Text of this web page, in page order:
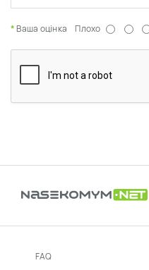
Ваша оцінка Плохо
FAQ